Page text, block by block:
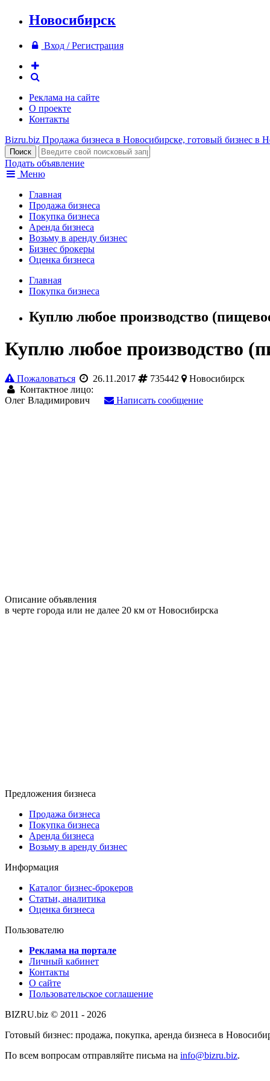
Новосибирск
Вход / Регистрация
Реклама на сайте
О проекте
Контакты
Bizru.biz Продажа бизнеса в Новосибирске, готовый бизнес в
Подать объявление
Меню
Главная
Продажа бизнеса
Покупка бизнеса
Аренда бизнеса
Возьму в аренду бизнес
Бизнес брокеры
Оценка бизнеса
Главная
Покупка бизнеса
Куплю любое производство
Куплю любое производство
Пожаловаться 26.11.2017 735442
Новосибирск
Контактное лицо:
Олег Владимирович
Написать сообщение
Описание объявления
в черте города или не далее 20 км от Новосибирска
Предложения бизнеса
Продажа бизнеса
Покупка бизнеса
Аренда бизнеса
Возьму в аренду бизнес
Информация
Каталог бизнес-брокеров
Статьи, аналитика
Оценка бизнеса
Пользователю
Реклама на портале
Личный кабинет
Контакты
О сайте
Пользовательское соглашение
BIZRU.biz © 2011 - 2026
Готовый бизнес: продажа, покупка, аренда бизнеса в
По всем вопросам отправляйте письма на info@bizru.biz.